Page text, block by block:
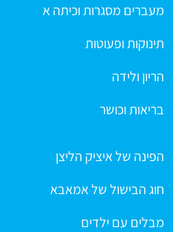
מעברים מסגרות וכיתה א
תינוקות ופעוטות
הריון ולידה
בריאות וכושר
הפינה של איציק הליצן
חוג הבישול של אמאבא
מבלים עם ילדים